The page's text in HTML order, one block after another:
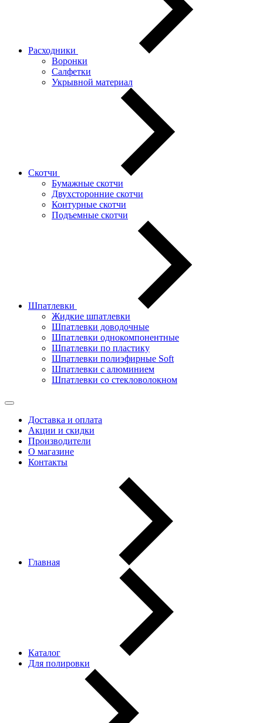
Расходники
Воронки
Салфетки
Укрывной материал
Скотчи
Бумажные скотчи
Двухсторонние скотчи
Контурные скотчи
Подъемные скотчи
Шпатлевки
Жидкие шпатлевки
Шпатлевки доводочные
Шпатлевки однокомпонентные
Шпатлевки по пластику
Шпатлевки полиэфирные Soft
Шпатлевки с алюминием
Шпатлевки со стекловолокном
Доставка и оплата
Акции и скидки
Производители
О магазине
Контакты
Главная
Каталог
Для полировки